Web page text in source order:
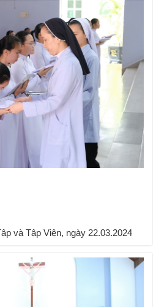
và Tập Viện, ngày 22.03.2024